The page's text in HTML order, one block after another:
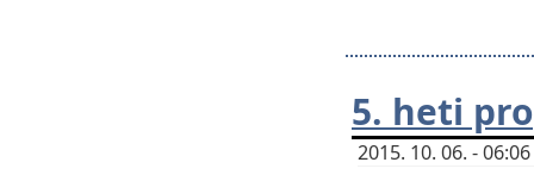
5. heti
2015. 10. 06. -